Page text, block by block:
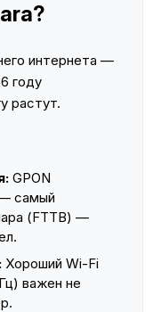
интернета —
году
растут.
GPON
самый
(FTTB) —
Хороший Wi-Fi
важен не